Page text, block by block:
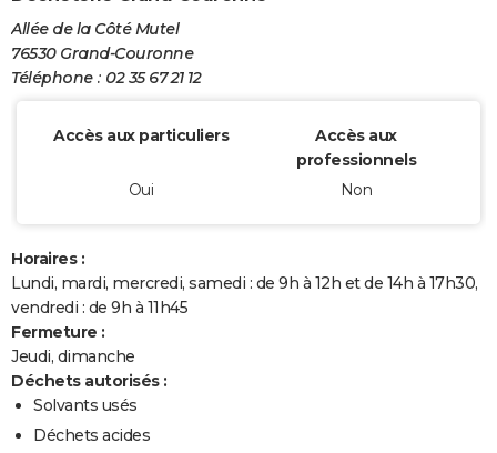
Allée de la Côté Mutel
76530 Grand-Couronne
Téléphone : 02 35 67 21 12
Accès aux particuliers
Accès aux
professionnels
Oui
Non
Horaires :
Lundi, mardi, mercredi, samedi : de 9h à 12h et de 14h à 17h30,
vendredi : de 9h à 11h45
Fermeture :
Jeudi, dimanche
Déchets autorisés :
Solvants usés
Déchets acides